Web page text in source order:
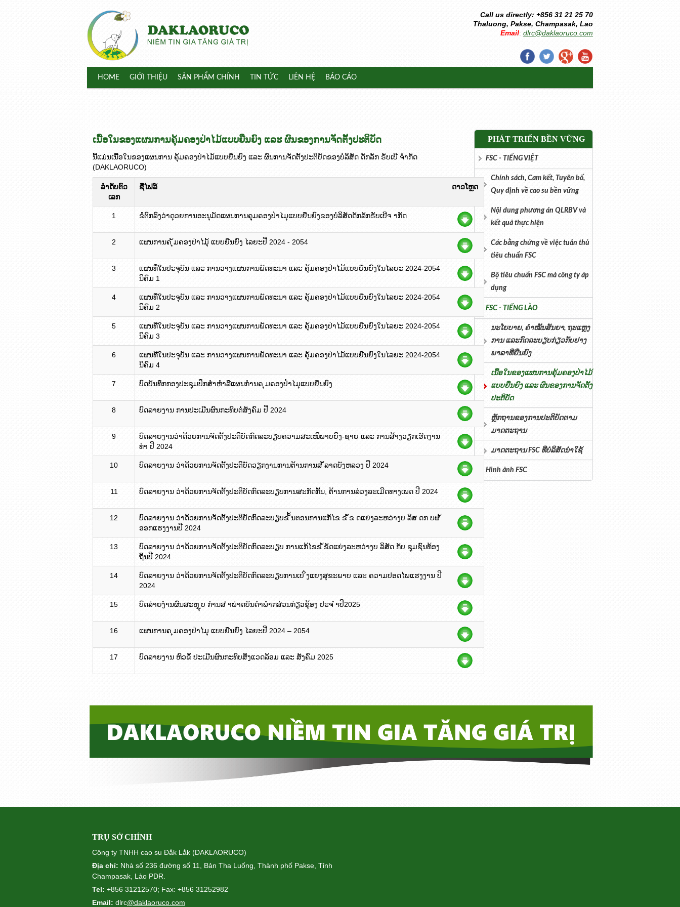
Call us directly: +856 31 21 25 70
Thaluong, Pakse, Champasak, Lao
Email: dlrc@daklaoruco.com
HOME GIỚI THIỆU SẢN PHẨM CHÍNH TIN TỨC LIÊN HỆ BÁO CÁO
ເນື້ອໃນຂອງແຜນການຄຸ້ມຄອງປ່າໄມ້ແບບຍືນຍົງ ແລະ ຜົນຂອງການຈັດຕັ້ງປະຕິບັດ
ນີ້ແມ່ນເນື້ອໃນຂອງແຜນການ ຄຸ້ມຄອງປ່າໄມ້ແບບຍືນຍົງ ແລະ ຜົນການຈັດຕັ້ງປະຕິບັດຂອງບໍລິສັດ ດັກລັກ ຣັບເບີ ຈຳກັດ
(DAKLAORUCO)
ລໍາດັບຕົວ
ເລກ
ຊື່ໄຟລ໌ ດາວໂຫຼດ
1 ຂໍໍຕົກລົງວ່າດຸວຍການອະນຸມັດແຜນການຄຸຸມຄອງປ່າໄມຸແບບຍືນຍົງຂອງບໍລິສັດດັກລັກຣັບເບີຈ າກັດ
2 ແຜນການຄ ຸ້ມຄອງປ່າໄມຸ້ ແບບຍືນຍົງ ໄລຍະປີ 2024 - 2054
3
ແຜນທີ່ໃນປະຈຸບັນ ແລະ ການວາງແຜນການພັດທະນາ ແລະ ຄຸ້ມຄອງປ່າໄມ້ແບບຍືນຍົງໃນໄລຍະ 2024-2054
ນິຄົມ 1
4
ແຜນທີ່ໃນປະຈຸບັນ ແລະ ການວາງແຜນການພັດທະນາ ແລະ ຄຸ້ມຄອງປ່າໄມ້ແບບຍືນຍົງໃນໄລຍະ 2024-2054
ນິຄົມ 2
5
ແຜນທີ່ໃນປະຈຸບັນ ແລະ ການວາງແຜນການພັດທະນາ ແລະ ຄຸ້ມຄອງປ່າໄມ້ແບບຍືນຍົງໃນໄລຍະ 2024-2054
ນິຄົມ 3
6
ແຜນທີ່ໃນປະຈຸບັນ ແລະ ການວາງແຜນການພັດທະນາ ແລະ ຄຸ້ມຄອງປ່າໄມ້ແບບຍືນຍົງໃນໄລຍະ 2024-2054
ນິຄົມ 4
7 ບົດບັນທຶກກອງປະຊຸມປຶກສຳຫຳລືແຜນກຳນຄ ຸມຄອງປ່ຳໄມຸແບບຍືນຍົງ
8 ບົດລາຍງານ ການປະເມີນຜົນກະທົບຕໍ່ສັງຄົມ ປີ 2024
9
ບົດລາຍງານວ່າດ້ວຍການຈັດຕັ້ງປະຕິບັດກົດລະບຽບຄວາມສະເໝີພາບຍິງ-ຊາຍ ແລະ ການສ້າງວຽກເຮັດງານ
ທຳ ປີ 2024
10 ບົດລາຍງານ ວ່າດ້ວຍການຈັດຕັັ້ງປະຕິບັດວຽກງານການຕ້ານການສ ໍ້ລາດບັງຫລວງ ປີ 2024
11 ບົດລາຍງານ ວ່າດ້ວຍການຈັດຕັັ້ງປະຕິບັດກົດລະບຽບການສະກັດກັັ້ນ, ຕ້ານການລ່ວງລະເມີດທາງເພດ ປີ 2024
12
ບົດລາຍງານ ວ່າດ້ວຍການຈັດຕັັ້ງປະຕິບັດກົດລະບຽບຂ ັ້ນຕອນການແກ້ໄຂ ຂ ໍ້ຂ ດແຍ່ງລະຫວ່າງບ ລິສ ດກ ບຜ ້
ອອກແຮງງານປີ 2024
13
ບົດລາຍງານ ວ່າດ້ວຍການຈັດຕັັ້ງປະຕິບັດກົດລະບຽບ ການແກ້ໄຂຂ ໍ້ຂັດແຍ່ງລະຫວ່າງບ ລິສັດ ກັບ ຊຸມຊົນທ້ອງ
ຖິິ່ນປີ 2024
14
ບົດລາຍງານ ວ່າດ້ວຍການຈັດຕັັ້ງປະຕິບັດກົດລະບຽບການເບ ິ່ງແຍງສຸຂະພາບ ແລະ ຄວາມປອດໄພແຮງງານ ປີ
2024
15 ບົດລຳຍງຳນຜົນສະຫ ຼຸບ ກຳນສ ຳພຳດບັນດຳພຳກສ່ວນກ່ຽວຂຸ້ອງ ປະຈ ຳປີ2025
16 ແຜນການຄ ຸມຄອງປ່າໄມຸ ແບບຍືນຍົງ ໄລຍະປີ 2024 – 2054
17 ບົດລາຍງານ ຫົວ​ຂໍ້ ປະເມີນຜົນກະທົບສິ່ງແວດລ້ອມ ແລະ ສັງຄົມ 2025
PHÁT TRIỂN BỀN VỮNG
FSC - TIẾNG VIỆT
Chính sách, Cam kết, Tuyên bố,
Quy định về cao su bền vững
Nội dung phương án QLRBV và
kết quả thực hiện
Các bằng chứng về việc tuân thủ
tiêu chuẩn FSC
Bộ tiêu chuẩn FSC mà công ty áp
dụng
FSC - TIẾNG LÀO
ນະໂຍບາຍ, ຄໍາໝັ້ນສັນຍາ, ຖະແຫຼງ
ການ ແລະກົດລະບຽບກ່ຽວກັບຢາງ
ພາລາທີ່ຍືນຍົງ
ເນື້ອໃນຂອງແຜນການຄຸ້ມຄອງປ່າໄມ້
ແບບຍືນຍົງ ແລະ ຜົນຂອງການຈັດຕັ້ງ
ປະຕິບັດ
ຫຼັກຖານຂອງການປະຕິບັດຕາມ
ມາດຕະຖານ
ມາດຕະຖານ FSC ທີ່ບໍລິສັດນຳໃຊ້
Hình ảnh FSC
TRỤ SỞ CHÍNH
Công ty TNHH cao su Đắk Lắk (DAKLAORUCO)
Địa chỉ: Nhà số 236 đường số 11, Bản Tha Luống, Thành phố Pakse, Tỉnh
Champasak, Lào PDR.
Tel: +856 31212570; Fax: +856 31252982
Email: dlrc@daklaoruco.com